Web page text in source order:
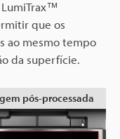
que os
ao mesmo tempo
da superfície.
pós-processada